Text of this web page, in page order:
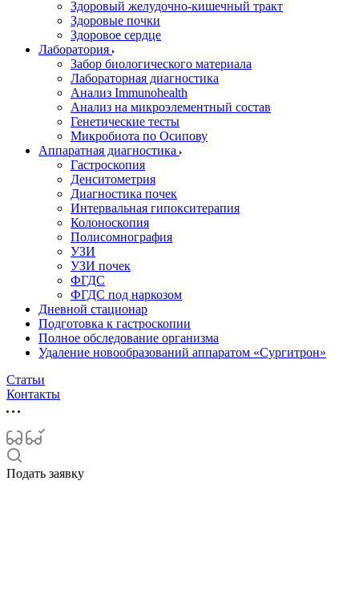
Здоровый желудочно-кишечный тракт
Здоровые почки
Здоровое сердце
Лаборатория
Забор биологического материала
Лабораторная диагностика
Анализ Immunohealth
Анализ на микроэлементный состав
Генетические тесты
Микробиота по Осипову
Аппаратная диагностика
Гастроскопия
Денситометрия
Диагностика почек
Интервальная гипокситерапия
Колоноскопия
Полисомнография
УЗИ
УЗИ почек
ФГДС
ФГДС под наркозом
Дневной стационар
Подготовка к гастроскопии
Полное обследование организма
Удаление новообразований аппаратом «Сургитрон»‎
Статьи
Контакты
Подать заявку